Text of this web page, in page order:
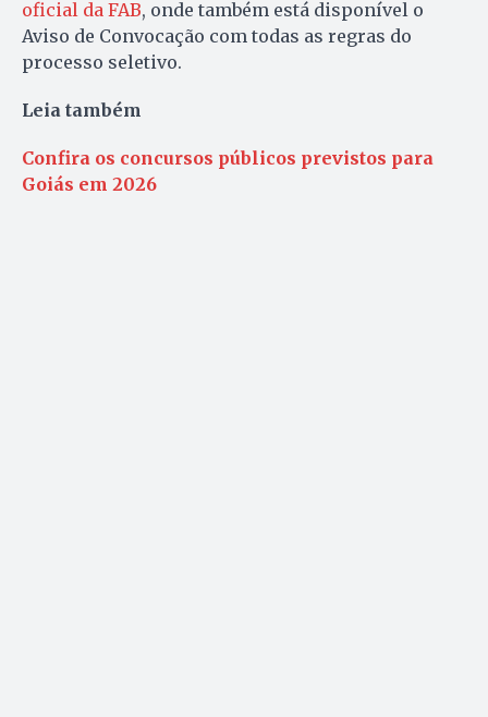
oficial da FAB, onde também está disponível o
Aviso de Convocação com todas as regras do
processo seletivo.
Leia também
Confira os concursos públicos previstos para
Goiás em 2026